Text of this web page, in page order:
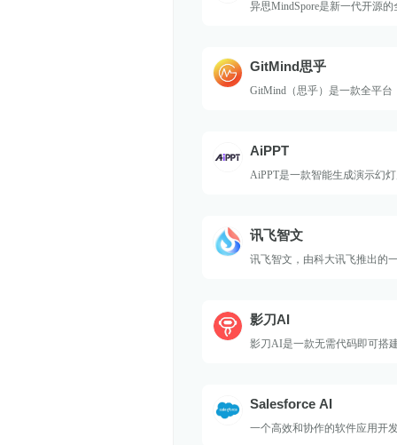
异思MindSpore是新一代开源
端、边缘计算、云全场景需求
据隐私；可开源，形成广阔应
GitMind思乎
GitMind（思乎）是一款全平台
板可供用户直接使用，支持在
思维导图、组织结构图、类图
AiPPT
AiPPT是一款智能生成演示幻
一键生成完整的PPT。它支持
用户调整文本、图片、表格、
丰富的模板和布局样式。
讯飞智文
讯飞智文，由科大讯飞推出的
影刀AI
影刀AI是一款无需代码即可搭
Salesforce AI
一个高效和协作的软件应用开